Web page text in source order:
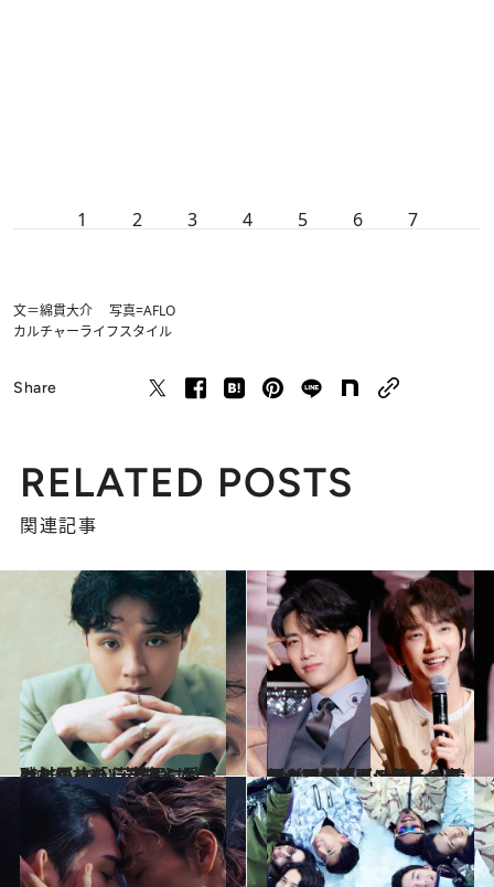
1 2 3 4 5 6 7
文＝綿貫大介 写真=AFLO
カルチャーライフスタイル
Share
RELATED POSTS
関連記事
2023.5.18
磯村勇斗「心を守らなきゃと思った」 芝居に愛されたが故の‟苦難“とは
カルチャー 2024.10.27
オク・テギョンとイ・ジュンギがスペシャルイベントに登場！ 大ヒット韓国ドラマ「ヴィンチェンツォ」と「悪の花」の裏側が明らかに
カルチャー